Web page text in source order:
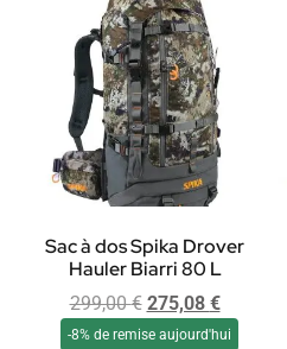
Sac à dos Spika Drover
Hauler Biarri 80 L
299,00€ 275,08 €
-8% de remise aujourd'hui